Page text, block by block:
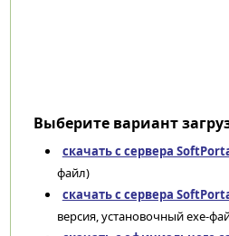
Выберите вариант
скачать с сервера
файл)
скачать с сервера
версия, установочный exe-